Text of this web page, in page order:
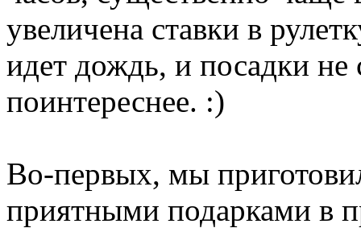
увеличена ставки в
идет дождь, и посадки не
поинтереснее. :)
Во-первых, мы
приятными подарками в